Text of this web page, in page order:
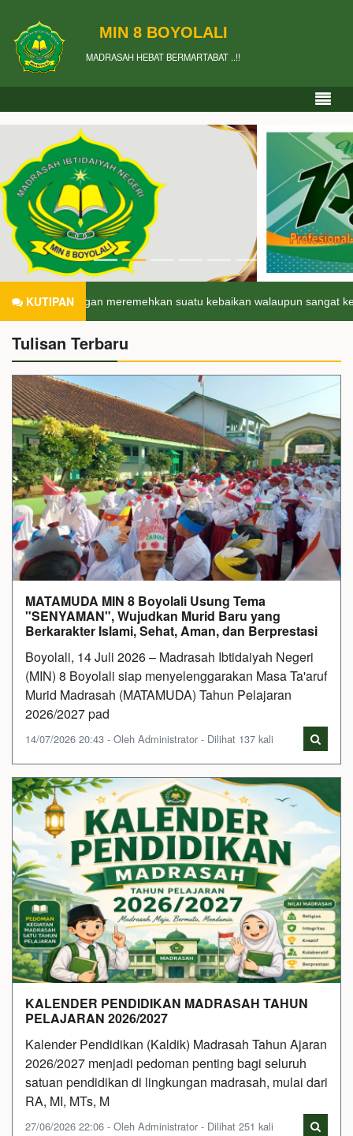
MIN 8 BOYOLALI
MADRASAH HEBAT BERMARTABAT ..!!
KUTIPAN
Jangan meremehkan suatu kebaikan walaupun sangat kecil, siapa
Tulisan Terbaru
MATAMUDA MIN 8 Boyolali Usung Tema
"SENYAMAN", Wujudkan Murid Baru yang
Berkarakter Islami, Sehat, Aman, dan Berprestasi
Boyolali, 14 Juli 2026 – Madrasah Ibtidaiyah Negeri
(MIN) 8 Boyolali siap menyelenggarakan Masa Ta'aruf
Murid Madrasah (MATAMUDA) Tahun Pelajaran
2026/2027 pad
14/07/2026 20:43 - Oleh Administrator - Dilihat 137 kali
KALENDER PENDIDIKAN MADRASAH TAHUN
PELAJARAN 2026/2027
Kalender Pendidikan (Kaldik) Madrasah Tahun Ajaran
2026/2027 menjadi pedoman penting bagi seluruh
satuan pendidikan di lingkungan madrasah, mulai dari
RA, MI, MTs, M
27/06/2026 22:06 - Oleh Administrator - Dilihat 251 kali